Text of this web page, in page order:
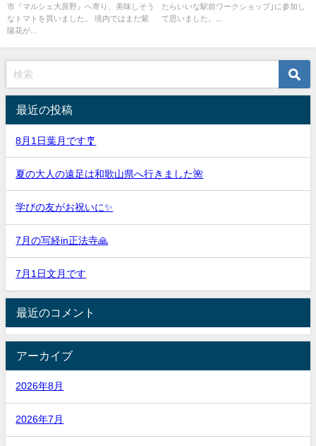
市『マルシェ大原野』へ寄り、美味しそう
なトマトを買いました。 境内ではまだ紫
陽花が...
たらいいな駅前ワークショップ｣に参加し
て思いました。...
最近の投稿
8月1日葉月です🎐
夏の大人の遠足は和歌山県へ行きました🌺
学びの友がお祝いに✨
7月の写経in正法寺🙏
7月1日文月です
最近のコメント
アーカイブ
2026年8月
2026年7月